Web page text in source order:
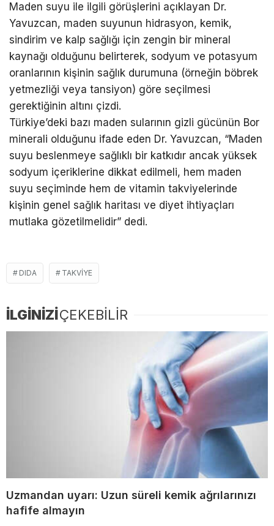
Maden suyu ile ilgili görüşlerini açıklayan Dr.
Yavuzcan, maden suyunun hidrasyon, kemik,
sindirim ve kalp sağlığı için zengin bir mineral
kaynağı olduğunu belirterek, sodyum ve potasyum
oranlarının kişinin sağlık durumuna (örneğin böbrek
yetmezliği veya tansiyon) göre seçilmesi
gerektiğinin altını çizdi.
Türkiye’deki bazı maden sularının gizli gücünün Bor
minerali olduğunu ifade eden Dr. Yavuzcan, “Maden
suyu beslenmeye sağlıklı bir katkıdır ancak yüksek
sodyum içeriklerine dikkat edilmeli, hem maden
suyu seçiminde hem de vitamin takviyelerinde
kişinin genel sağlık haritası ve diyet ihtiyaçları
mutlaka gözetilmelidir” dedi.
DIDA TAKVIYE
İLGİNİZİÇEKEBİLİR
Uzmandan uyarı: Uzun süreli kemik ağrılarınızı
hafife almayın